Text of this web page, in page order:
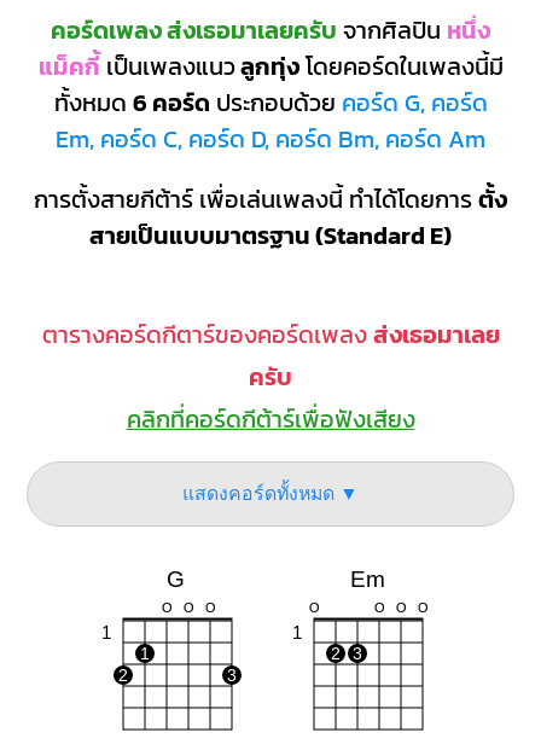
คอร์ดเพลง ส่งเธอมาเลยครับ จากศิลปิน หนึ่ง
แม็คกี้เป็นเพลงแนวลูกทุ่งโดยคอร์ดในเพลงนี้มี
ทั้งหมด 6 คอร์ด ประกอบด้วย คอร์ด G, คอร์ด
Em, คอร์ด C, คอร์ด D, คอร์ด Bm, คอร์ด Am
การตั้งสายกีต้าร์ เพื่อเล่นเพลงนี้ ทำได้โดยการตั้ง
สายเป็นแบบมาตรฐาน (Standard E)
ตารางคอร์ดกีตาร์ของคอร์ดเพลงส่งเธอมาเลย
ครับ
คลิกที่คอร์ดกีต้าร์เพื่อฟังเสียง
แสดงคอร์ดทั้งหมด ▼
G
O O O
1
1
2
3
Em
O O O O
1
2 3